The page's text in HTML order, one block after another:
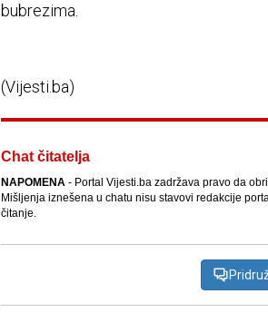
bubrezima.
(Vijesti.ba)
Chat čitatelja
NAPOMENA- Portal Vijesti.ba zadržava pravo da
Mišljenja iznešena u chatu nisu stavovi redakcije
čitanje.